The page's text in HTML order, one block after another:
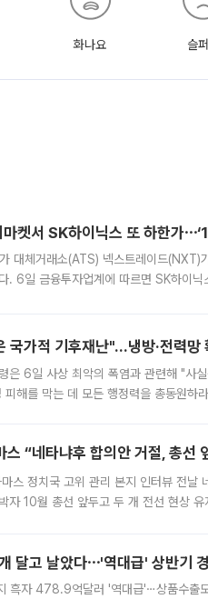
화나요 슬
켓서 SK하이닉스 또 하한가
대체거래소(ATS) 넥스트레이드(NXT)
. 6일 금융투자업계에 따르면 SK하이
국가적 기후재난"…냉방·전력망
은 6일 사상 최악의 폭염과 관련해 "사
피해를 막는 데 모든 행정력을 총동원하
스 “네타냐후 합의안 거절, 총선
스 정치국 고위 관리 본지 인터뷰 전날
자 10월 총선 앞두고 두 개 전선 현상
달고 날았다⋯'역대급' 상반기
흑자 478.9억달러 '역대급'⋯상품수출